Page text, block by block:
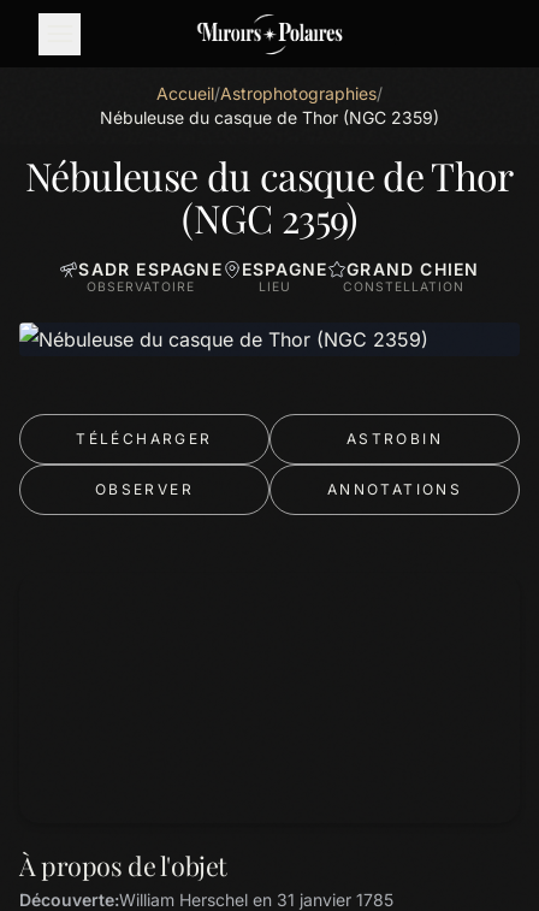
Accueil/Astrophotographies/
Nébuleuse du casque de Thor (NGC 2359)
Nébuleuse du casque de Thor
(NGC 2359)
SADR ESPAGNE
OBSERVATOIRE
ESPAGNE
LIEU
GRAND CHIEN
CONSTELLATION
TÉLÉCHARGER ASTROBIN
OBSERVER ANNOTATIONS
À propos de l'objet
Découverte:William Herschel en 31 janvier 1785